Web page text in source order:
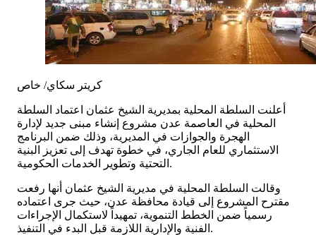
كريتر سكاي/ خاص
أعلنت السلطة المحلية بمديرية الشيخ عثمان اعتماد السلطة
المحلية في العاصمة عدن مشروع إنشاء مبنى جديد لإدارة
الهجرة والجوازات في المديرية، وذلك ضمن البرنامج
الاستثماري للعام الجاري، في خطوة تهدف إلى تعزيز البنية
التحتية وتطوير الخدمات الحكومية.
وقالت السلطة المحلية في مديرية الشيخ عثمان أنها رفعت
مقترح المشروع إلى قيادة محافظة عدن، حيث جرى اعتماده
رسمياً ضمن الخطط التنموية، تمهيداً لاستكمال الإجراءات
الفنية والإدارية اللازمة قبل البدء في التنفيذ.